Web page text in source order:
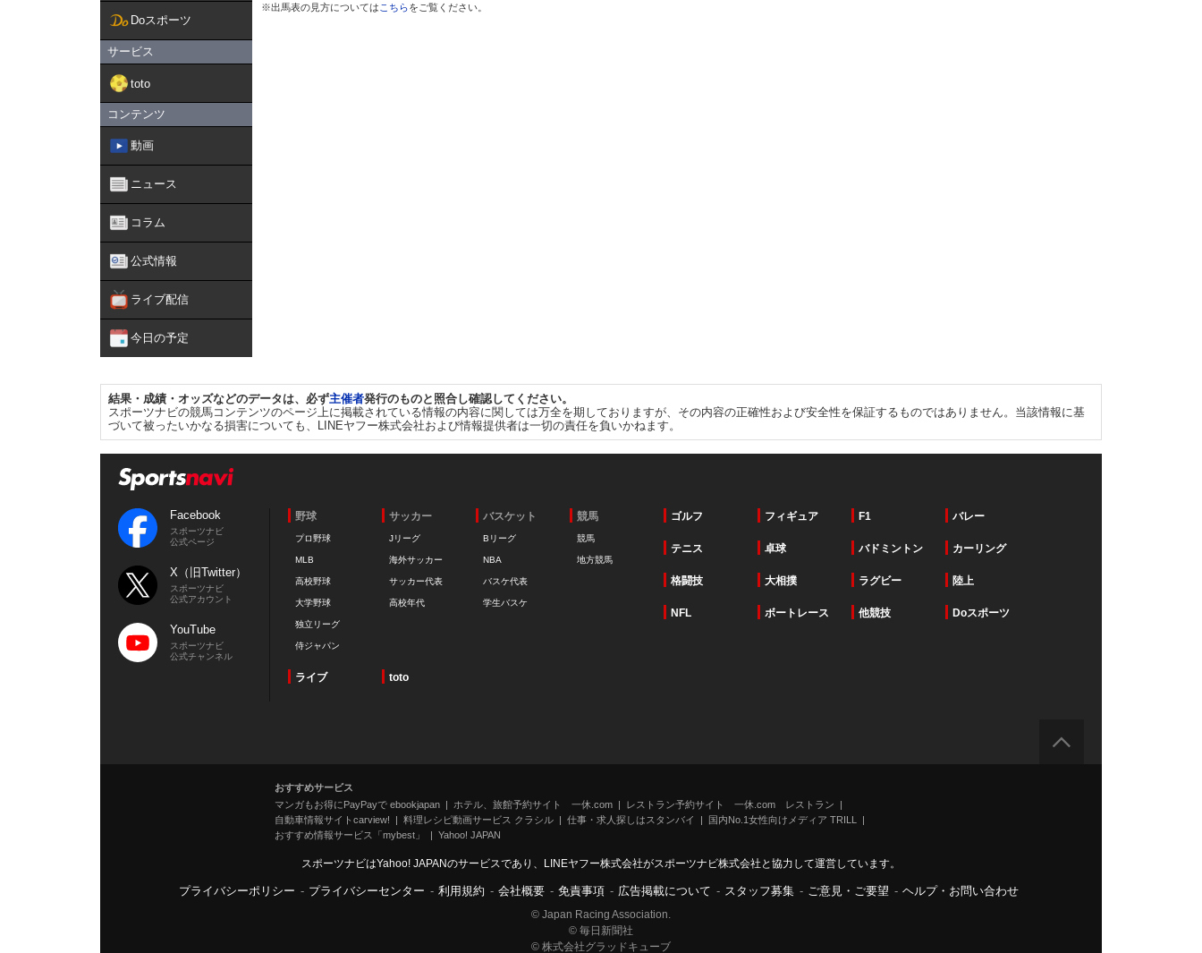
Doスポーツ
サービス
toto
コンテンツ
動画
ニュース
コラム
公式情報
ライブ配信
今日の予定
※出馬表の見方については こちらをご覧ください。
結果・成績・オッズなどのデータは、必ず主催者発行のものと照合し確認してください。
スポーツナビの競馬コンテンツのページ上に掲載されている情報の内容に関しては万全を期しておりますが、その内容の正確性および安全性を保証するものではありません。当該情報に基
づいて被ったいかなる損害についても、LINEヤフー株式会社および情報提供者は一切の責任を負いかねます。
Facebook
スポーツナビ
公式ページ
X（旧Twitter）
スポーツナビ
公式アカウント
YouTube
スポーツナビ
公式チャンネル
野球
プロ野球
MLB
高校野球
大学野球
独立リーグ
侍ジャパン
サッカー
Jリーグ
海外サッカー
サッカー代表
高校年代
バスケット
Bリーグ
NBA
バスケ代表
学生バスケ
競馬
競馬
地方競馬
ゴルフ フィギュア F1 バレー
テニス 卓球 バドミントン カーリング
格闘技 大相撲 ラグビー 陸上
NFL ボートレース 他競技 Doスポーツ
ライブ toto
おすすめサービス
マンガもお得にPayPayで ebookjapan
ホテル、旅館予約サイト 一休.com
レストラン予約サイト 一休.com レストラン
自動車情報サイトcarview!
料理レシピ動画サービス クラシル 仕事・求人探しはスタンバイ
国内No.1女性向けメディア TRILL
おすすめ情報サービス「mybest」
Yahoo! JAPAN
スポーツナビはYahoo! JAPANのサービスであり、LINEヤフー株式会社がスポーツナビ株式会社と協力して運営しています。
プライバシーポリシー - プライバシーセンター - 利用規約 - 会社概要 - 免責事項 - 広告掲載について - スタッフ募集 - ご意見・ご要望 - ヘルプ・お問い合わせ
© Japan Racing Association.
© 毎日新聞社
© 株式会社グラッドキューブ